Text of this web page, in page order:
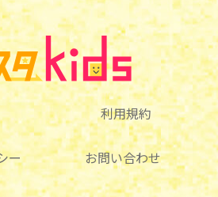
利用規約
ー お問い合わせ